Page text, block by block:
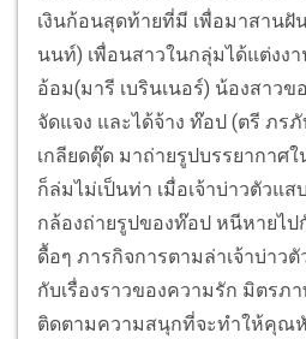
เงินก้อนสุดท้ายที่มี เพื่อมาสานฝั
นนท์) เพื่อนสาวในกลุ่มได้แต่งง
อ้อม(มารี เบรินเนอร์) น้องสาวข
จัดแจง และได้จ้าง ท๊อป (ตรี ภร
เกลียดตุ๊ด มาถ่ายรูปบรรยากาศ
ก็ล่มไม่เป็นท่า เมื่อเจ้าบ่าวตัวแ
กล้องถ่ายรูปของท๊อป หนีหายไป
ดื้อๆ ภารกิจการตามล่าเจ้าบ่าว
กับเรื่องราวของความรัก มิตรภา
ติดตามความสนุกที่จะทำให้คุณหั